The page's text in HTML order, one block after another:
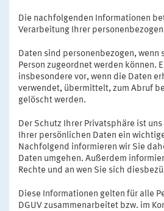
Die nachfolgenden Informationen
Verarbeitung Ihrer
Daten sind personenbezogen, wenn
Person zugeordnet werden können.
insbesondere vor, wenn die Daten
verwendet, übermittelt, zum Abruf
gelöscht werden.
Der Schutz Ihrer Privatsphäre ist
Ihrer persönlichen Daten ein
Nachfolgend informieren wir Sie
Daten umgehen. Außerdem
Rechte und an wen Sie sich
Diese Informationen gelten für alle
DGUV zusammenarbeitet bzw. im